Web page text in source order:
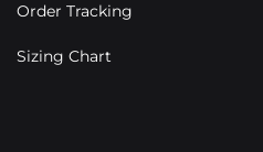
Order Tracking
Sizing Chart